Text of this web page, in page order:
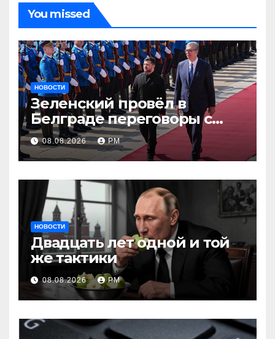
You missed
НОВОСТИ
Зеленский провёл в
Белграде переговоры с
Вучичем
08.08.2026 РМ
НОВОСТИ
Двадцать лет одной и той
же тактики
08.08.2026 РМ